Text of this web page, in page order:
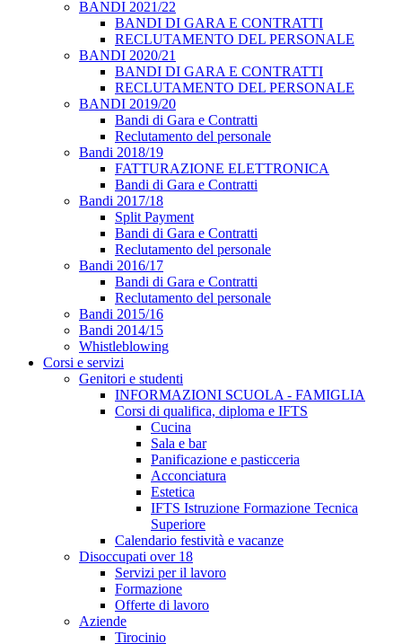
BANDI 2021/22
BANDI DI GARA E CONTRATTI
RECLUTAMENTO DEL PERSONALE
BANDI 2020/21
BANDI DI GARA E CONTRATTI
RECLUTAMENTO DEL PERSONALE
BANDI 2019/20
Bandi di Gara e Contratti
Reclutamento del personale
Bandi 2018/19
FATTURAZIONE ELETTRONICA
Bandi di Gara e Contratti
Bandi 2017/18
Split Payment
Bandi di Gara e Contratti
Reclutamento del personale
Bandi 2016/17
Bandi di Gara e Contratti
Reclutamento del personale
Bandi 2015/16
Bandi 2014/15
Whistleblowing
Corsi e servizi
Genitori e studenti
INFORMAZIONI SCUOLA - FAMIGLIA
Corsi di qualifica, diploma e IFTS
Cucina
Sala e bar
Panificazione e pasticceria
Acconciatura
Estetica
IFTS Istruzione Formazione Tecnica
Superiore
Calendario festività e vacanze
Disoccupati over 18
Servizi per il lavoro
Formazione
Offerte di lavoro
Aziende
Tirocinio